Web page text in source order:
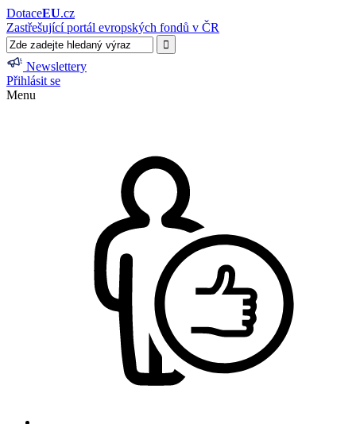
DotaceEU.cz
Zastřešující portál evropských fondů v ČR
Newslettery
Přihlásit se
Menu